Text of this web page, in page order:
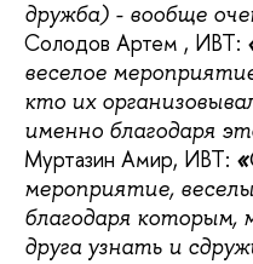
дружба) - вообще
Солодов Артем , ИВТ:
веселое
кто их
именно благодаря
Муртазин Амир, ИВТ: «
мероприятие,
благодаря которым,
друга узнать и